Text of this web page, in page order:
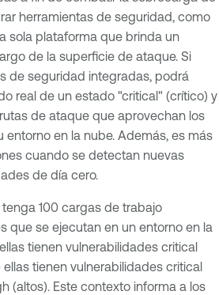
herramientas de seguridad, como
sola plataforma que brinda un
de la superficie de ataque. Si
de seguridad integradas, podrá
real de un estado "critical" (crítico) y
de ataque que aprovechan los
en la nube. Además, es más
cuando se detectan nuevas
de día cero.
100 cargas de trabajo
que se ejecutan en un entorno en la
tienen vulnerabilidades critical
tienen vulnerabilidades critical
(altos). Este contexto informa a los